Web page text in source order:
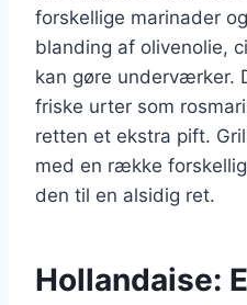
forskellige marinader
blanding af olivenolie,
kan gøre underværker.
friske urter som
retten et ekstra pift.
med en række
den til en alsidig ret.
Hollandaise: